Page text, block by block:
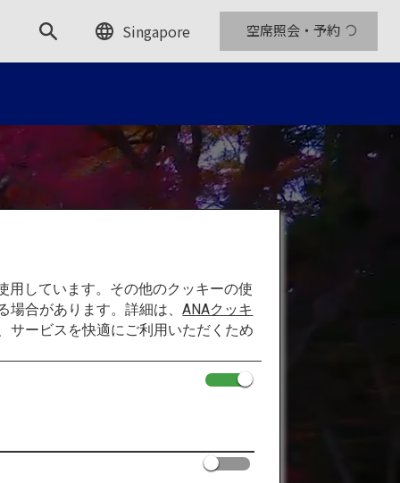
Singapore 空席照会・予約
大人旅
用しています。その他のクッキーの使
場合があります。詳細は、ANAクッキ
サービスを快適にご利用いただくため